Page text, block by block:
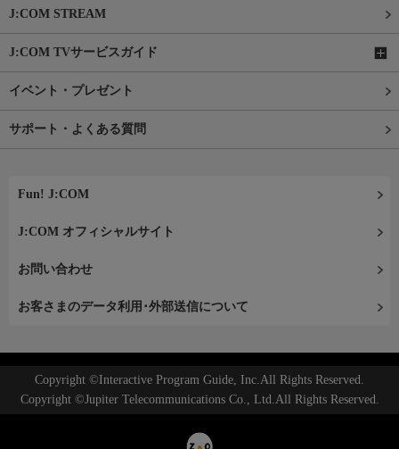
J:COM STREAM
J:COM TVサービスガイド
イベント・プレゼント
サポート・よくある質問
Fun! J:COM
J:COM オフィシャルサイト
お問い合わせ
お客さまのデータ利用･外部送信について
Copyright ©Interactive Program Guide, Inc.All Rights Reserved.
Copyright ©Jupiter Telecommunications Co., Ltd.All Rights Reserved.